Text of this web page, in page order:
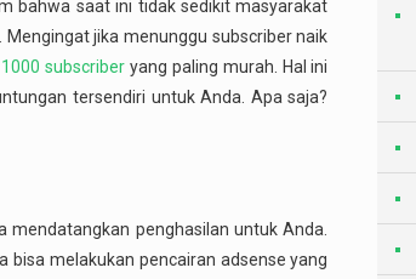
bahwa saat ini tidak sedikit masyarakat
jika menunggu subscriber naik
subscriberyang paling murah. Hal ini
tersendiri untuk Anda. Apa saja?
penghasilan untuk Anda.
bisa melakukan pencairan adsense yang